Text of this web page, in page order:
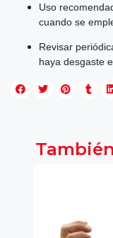
Uso
cuando se
Revisar
haya desgaste